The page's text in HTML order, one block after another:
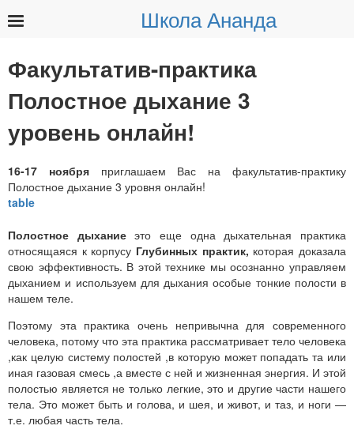
Школа Ананда
Факультатив-практика
Полостное дыхание 3
уровень онлайн!
16-17 ноября приглашаем Вас на факультатив-практику
Полостное дыхание 3 уровня онлайн!
Полостное дыханиеэто еще одна дыхательная практика
относящаяся к корпусу Глубинных практик, которая доказала
свою эффективность. В этой технике мы осознанно управляем
дыханием и используем для дыхания особые тонкие полости в
нашем теле.
Поэтому эта практика очень непривычна для современного
человека, потому что эта практика рассматривает тело человека
,как целую систему полостей ,в которую может попадать та или
иная газовая смесь ,а вместе с ней и жизненная энергия. И этой
полостью является не только легкие, это и другие части нашего
тела. Это может быть и голова, и шея, и живот, и таз, и ноги —
т.е. любая часть тела.